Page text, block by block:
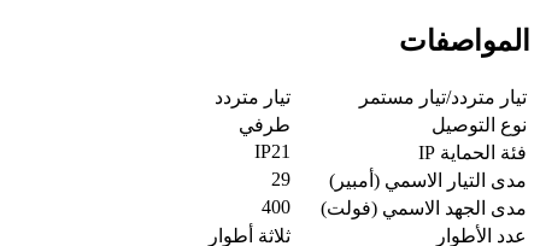
المواصفات
تيار متردد/تيار مستمر
تيار متردد
نوع التوصيل
طرفي
فئة الحماية IP
IP21
مدى التيار الاسمي (أمبير)
29
مدى الجهد الاسمي (فولت)
400
عدد الأطوار
ثلاثة أطوار